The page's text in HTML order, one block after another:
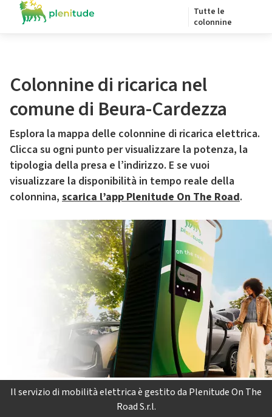
Tutte le
colonnine
Colonnine di ricarica nel
comune di Beura-Cardezza
Esplora la mappa delle colonnine di ricarica elettrica.
Clicca su ogni punto per visualizzare la potenza, la
tipologia della presa e l’indirizzo. E se vuoi
visualizzare la disponibilità in tempo reale della
colonnina, scarica l’app Plenitude On The Road.
Il servizio di mobilità elettrica è gestito da Plenitude On The
Road S.r.l.